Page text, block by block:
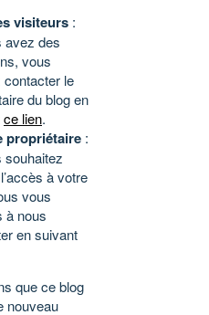
visiteurs :
avez des
vous
contacter le
du blog en
ce lien.
propriétaire :
souhaitez
à votre
vous
à nous
en suivant
que ce blog
nouveau